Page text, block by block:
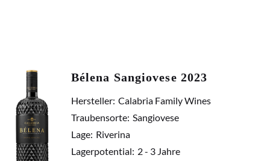
Bélena Sangiovese 2023
Hersteller: Calabria Family Wines
Traubensorte: Sangiovese
Lage: Riverina
Lagerpotential: 2 - 3 Jahre